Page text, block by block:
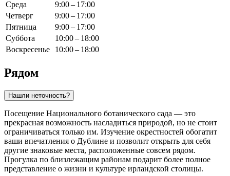
Среда
9:00 – 17:00
Четверг
9:00 – 17:00
Пятница
9:00 – 17:00
Суббота
10:00 – 18:00
Воскресенье
10:00 – 18:00
Рядом
Нашли неточность?
Посещение Национального ботанического сада — это
прекрасная возможность насладиться природой, но не стоит
ограничиваться только им. Изучение окрестностей обогатит
ваши впечатления о Дублине и позволит открыть для себя
другие знаковые места, расположенные совсем рядом.
Прогулка по близлежащим районам подарит более полное
представление о жизни и культуре ирландской столицы.